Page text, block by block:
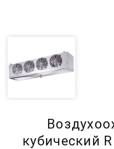
кубический